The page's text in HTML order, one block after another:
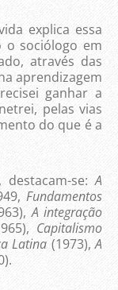
explica essa
o sociólogo em
através das
aprendizagem
ganhar a
pelas vias
do que é a
se:A
Fundamentos
A integração
Capitalismo
Latina (1973),A